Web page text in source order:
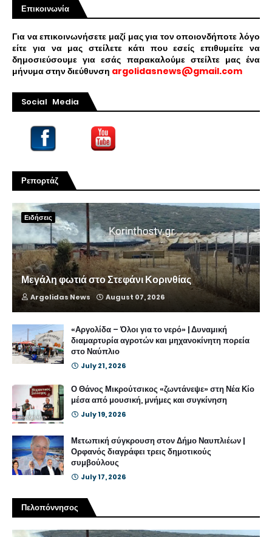
Επικοινωνία
Για να επικοινωνήσετε μαζί μας για τον οποιονδήποτε λόγο
είτε για να μας στείλετε κάτι που εσείς επιθυμείτε να
δημοσιεύσουμε για εσάς παρακαλούμε στείλτε μας ένα
μήνυμα στην διεύθυνση argolidasnews@gmail.com
Social Media
Ρεπορτάζ
Ειδήσεις
Μεγάλη φωτιά στο Στεφάνι Κορινθίας
Argolidas News August 07, 2026
«Αργολίδα – Όλοι για το νερό» | Δυναμική
διαμαρτυρία αγροτών και μηχανοκίνητη πορεία
στο Ναύπλιο
July 21, 2026
Ο Θάνος Μικρούτσικος «ζωντάνεψε» στη Νέα Κίο
μέσα από μουσική, μνήμες και συγκίνηση
July 19, 2026
Μετωπική σύγκρουση στον Δήμο Ναυπλιέων |
Ορφανός διαγράφει τρεις δημοτικούς
συμβούλους
July 17, 2026
Πελοπόννησος